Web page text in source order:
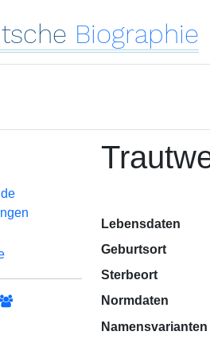
Biographie
Lebensdaten
Geburtsort
Sterbeort
Normdaten
Namensvarianten